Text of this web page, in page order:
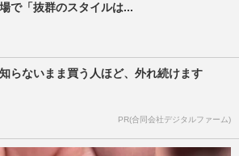
で「抜群のスタイルは...
らないまま買う人ほど、外れ続けます
PR(合同会社デジタルファーム)